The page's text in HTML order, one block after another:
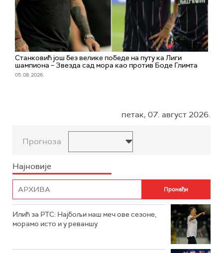
Станковић још без велике победе на путу ка Лиги
шампиона – Звезда сад мора као против Боде Глимта
05. 08. 2026.
петак, 07. август 2026.
Прогноза
Најновије
Илић за РТС: Најбољи наш меч ове сезоне,
морамо исто и у реваншу